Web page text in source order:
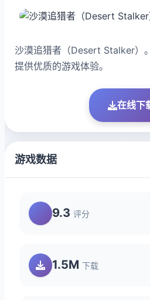
沙漠追猎者（Desert Stalker）
提供优质的游戏体验。
在线下
游戏数据
9.3 评分
1.5M 下载